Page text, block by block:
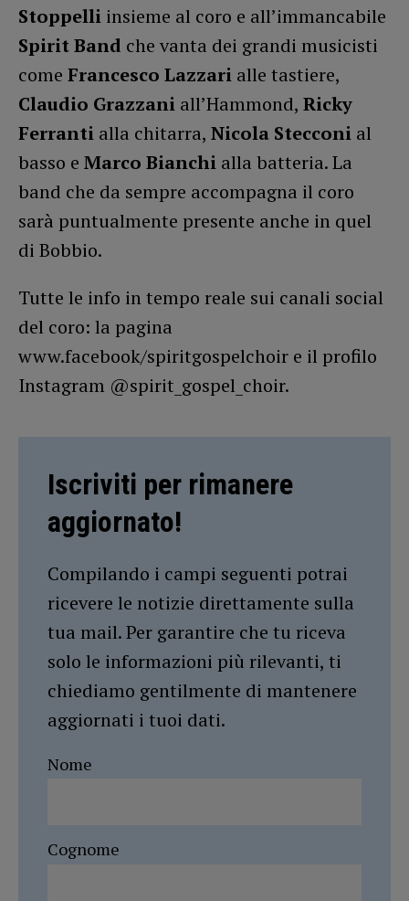
Stoppelli insieme al coro e all’immancabile
Spirit Band che vanta dei grandi musicisti
come Francesco Lazzari alle tastiere,
Claudio Grazzani all’Hammond, Ricky
Ferranti alla chitarra, Nicola Stecconi al
basso e Marco Bianchi alla batteria. La
band che da sempre accompagna il coro
sarà puntualmente presente anche in quel
di Bobbio.
Tutte le info in tempo reale sui canali social
del coro: la pagina
www.facebook/spiritgospelchoir e il profilo
Instagram @spirit_gospel_choir.
Iscriviti per rimanere
aggiornato!
Compilando i campi seguenti potrai
ricevere le notizie direttamente sulla
tua mail. Per garantire che tu riceva
solo le informazioni più rilevanti, ti
chiediamo gentilmente di mantenere
aggiornati i tuoi dati.
Nome
Cognome